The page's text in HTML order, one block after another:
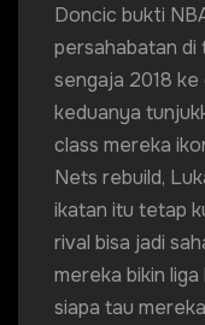
Doncic bukti
persahabatan di
sengaja 2018
keduanya
class mereka
Nets rebuild,
ikatan itu tetap
rival bisa jadi
mereka bikin
siapa tau